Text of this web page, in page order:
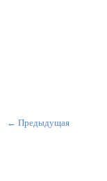
← Предыдущая